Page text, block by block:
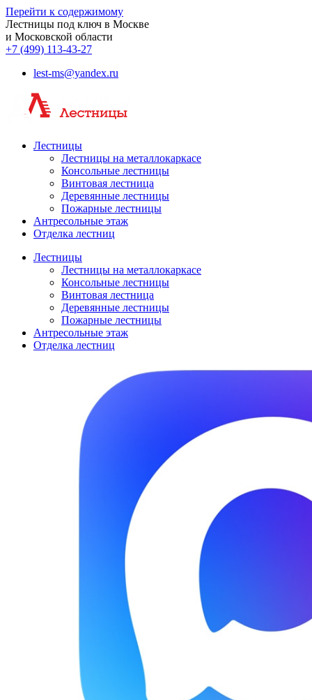
Перейти к содержимому
Лестницы под ключ в Москве
и Московской области
+7 (499) 113-43-27
lest-ms@yandex.ru
Лестницы
Лестницы на металлокаркасе
Консольные лестницы
Винтовая лестница
Деревянные лестницы
Пожарные лестницы
Антресольные этаж
Отделка лестниц
Лестницы
Лестницы на металлокаркасе
Консольные лестницы
Винтовая лестница
Деревянные лестницы
Пожарные лестницы
Антресольные этаж
Отделка лестниц